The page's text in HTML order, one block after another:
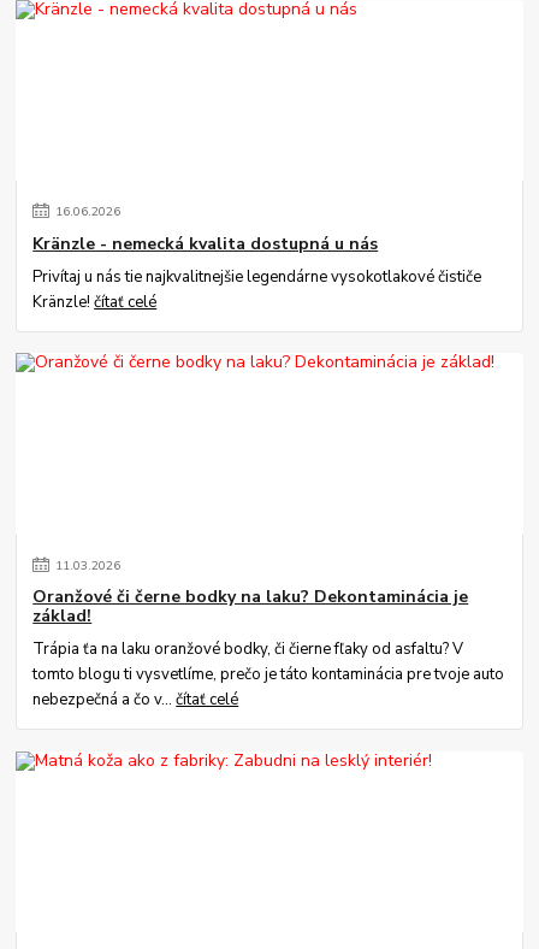
16.06.2026
Kränzle - nemecká kvalita dostupná u nás
Privítaj u nás tie najkvalitnejšie legendárne vysokotlakové čističe
Kränzle!čítať celé
11.03.2026
Oranžové či černe bodky na laku? Dekontaminácia je
základ!
Trápia ťa na laku oranžové bodky, či čierne fľaky od asfaltu? V
tomto blogu ti vysvetlíme, prečo je táto kontaminácia pre tvoje auto
nebezpečná a čo v...čítať celé